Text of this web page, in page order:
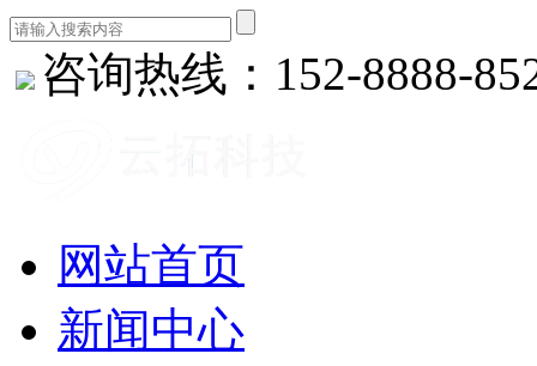
咨询热线：152-8888-
网站首页
新闻中心